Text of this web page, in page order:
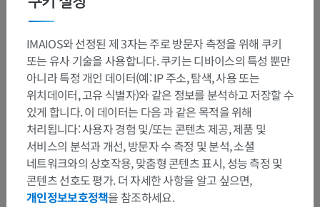
IMAIOS와 선정된 제 3자는 주로 방문자 측정을 위해 쿠키
또는 유사 기술을 사용합니다. 쿠키는 디바이스의 특성 뿐만
아니라 특정 개인 데이터(예: IP 주소, 탐색, 사용 또는
위치데이터, 고유 식별자)와 같은 정보를 분석하고 저장할 수
있게 합니다. 이 데이터는 다음 과 같은 목적을 위해
처리됩니다: 사용자 경험 및/또는 콘텐츠 제공, 제품 및
서비스의 분석과 개선, 방문자 수 측정 및 분석, 소셜
네트워크와의 상호작용, 맞춤형 콘텐츠 표시, 성능 측정 및
콘텐츠 선호도 평가. 더 자세한 사항을 알고 싶으면,
개인정보보호정책을 참조하세요.